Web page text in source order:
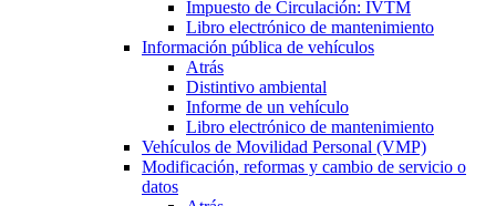
Impuesto de Circulación: IVTM
Libro electrónico de mantenimiento
Información pública de vehículos
Atrás
Distintivo ambiental
Informe de un vehículo
Libro electrónico de mantenimiento
Vehículos de Movilidad Personal (VMP)
Modificación, reformas y cambio de servicio o
datos